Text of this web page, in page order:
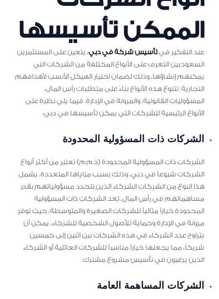
الممكن تأسيسها
عند التفكير فيتأسيس شركة في دبي، يتعين على المستثمرين
السعوديين التعرف على الأنواع المختلفة من الشركات التي
يمكنهم إنشاؤها، وذلك لضمان اختيار الهيكل الأنسب لأهدافهم
التجارية. تتنوع هذه الأنواع بناءً على متطلبات رأس المال،
المسؤوليات القانونية، والمرونة في الإدارة. فيما يلي نظرة على
الأنواع الرئيسية للشركات التي يمكن تأسيسها في دبي:
الشركات ذات المسؤولية المحدودة
الشركات ذات المسؤولية المحدودة (ذ.م.م) تعتبر من أكثر أنواع
الشركات شيوعاً في دبي، وذلك بسبب مزاياها المتعددة. يشمل
هذا النوع من الشركات الشركاء الذين تتحدد مسؤولياتهم بقدر
مساهماتهم في رأس المال. تعد الشركات ذات المسؤولية
المحدودة خياراً مثالياً للشركات الصغيرة والمتوسطة، حيث توفر
مرونة في الإدارة وحماية للأصول الشخصية للشركاء. يمكن أن
يتراوح عدد الشركاء في هذه الشركات بين اثنين إلى خمسين
شريكاً، مما يجعلها خياراً مناسباً للشركات العائلية أو الشركاء
الذين يرغبون في تأسيس مشروع مشترك.
الشركات المساهمة العامة